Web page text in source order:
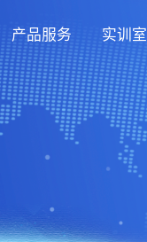
产品服务 实训